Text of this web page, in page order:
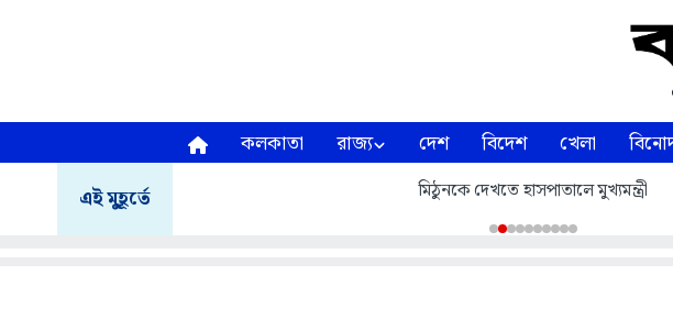
কলকাতা রাজ্য দেশ বিদেশ খেলা
এই মুহূর্তে মিঠুনকে দেখতে হাসপাতালে মুখ্যমন্ত্রী